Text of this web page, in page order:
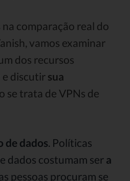
comparação real do
vamos examinar
dos recursos
e discutir sua
se trata de VPNs de
de dados. Políticas
dados costumam ser a
pessoas procuram se